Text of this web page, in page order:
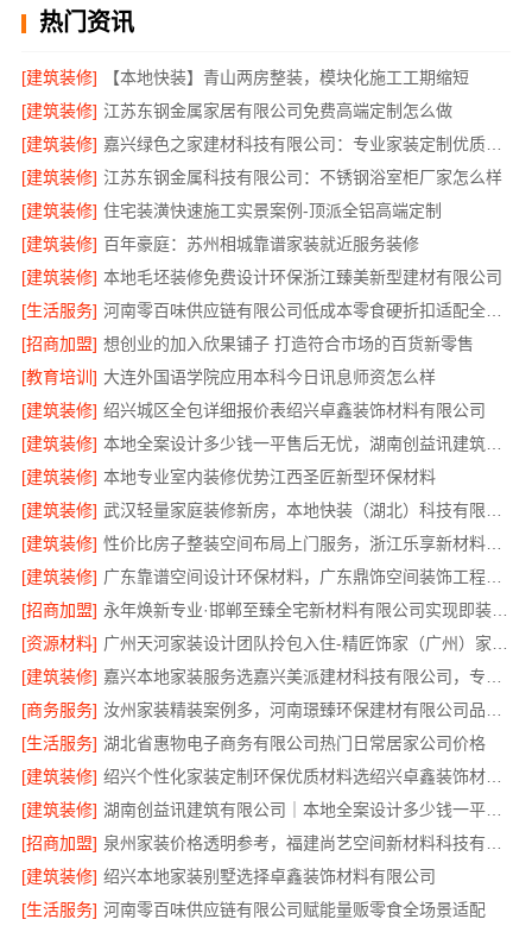
热门资讯
[建筑装修]
【本地快装】青山两房整装，模块化施工工期缩短
[建筑装修] 江苏东钢金属家居有限公司免费高端定制怎么做
[建筑装修]
嘉兴绿色之家建材科技有限公司：专业家装定制优质推荐
[建筑装修] 江苏东钢金属科技有限公司：不锈钢浴室柜厂家怎么样
[建筑装修] 住宅装潢快速施工实景案例-顶派全铝高端定制
[建筑装修] 百年豪庭：苏州相城靠谱家装就近服务装修
[建筑装修] 本地毛坯装修免费设计环保浙江臻美新型建材有限公司
[生活服务]
河南零百味供应链有限公司低成本零食硬折扣适配全场景
[招商加盟] 想创业的加入欣果铺子 打造符合市场的百货新零售
[教育培训] 大连外国语学院应用本科今日讯息师资怎么样
[建筑装修] 绍兴城区全包详细报价表绍兴卓鑫装饰材料有限公司
[建筑装修]
本地全案设计多少钱一平售后无忧，湖南创益讯建筑有限公司护航
[建筑装修] 本地专业室内装修优势江西圣匠新型环保材料
[建筑装修]
[建筑装修]
性价比房子整装空间布局上门服务，浙江乐享新材料有限公司上门量房
[建筑装修]
广东靠谱空间设计环保材料，广东鼎饰空间装饰工程有限公司
[招商加盟]
永年焕新专业·邯郸至臻全宅新材料有限公司实现即装即住零醛生活
[资源材料]
[建筑装修]
[商务服务]
[生活服务] 湖北省惠物电子商务有限公司热门日常居家公司价格
[建筑装修]
绍兴个性化家装定制环保优质材料选绍兴卓鑫装饰材料有限公司
[建筑装修]
湖南创益讯建筑有限公司｜本地全案设计多少钱一平售后无忧
[招商加盟]
[建筑装修] 绍兴本地家装别墅选择卓鑫装饰材料有限公司
[生活服务] 河南零百味供应链有限公司赋能量贩零食全场景适配